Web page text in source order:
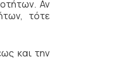
Αν
τότε
και την